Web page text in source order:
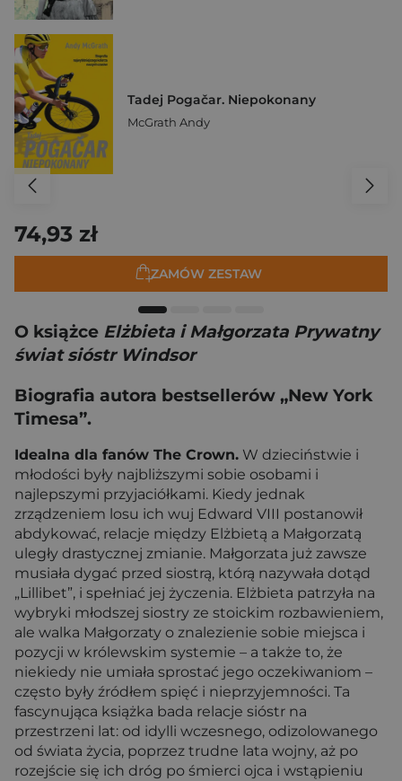
Tadej Pogačar. Niepokonany
McGrath Andy
74,93 zł
ZAMÓW ZESTAW
O książce Elżbieta i Małgorzata Prywatny
świat sióstr Windsor
Biografia autora bestsellerów „New York
Timesa”.
Idealna dla fanów The Crown. W dzieciństwie i
młodości były najbliższymi sobie osobami i
najlepszymi przyjaciółkami. Kiedy jednak
zrządzeniem losu ich wuj Edward VIII postanowił
abdykować, relacje między Elżbietą a Małgorzatą
uległy drastycznej zmianie. Małgorzata już zawsze
musiała dygać przed siostrą, którą nazywała dotąd
„Lillibet”, i spełniać jej życzenia. Elżbieta patrzyła na
wybryki młodszej siostry ze stoickim rozbawieniem,
ale walka Małgorzaty o znalezienie sobie miejsca i
pozycji w królewskim systemie – a także to, że
niekiedy nie umiała sprostać jego oczekiwaniom –
często były źródłem spięć i nieprzyjemności. Ta
fascynująca książka bada relacje sióstr na
przestrzeni lat: od idylli wczesnego, odizolowanego
od świata życia, poprzez trudne lata wojny, aż po
rozejście się ich dróg po śmierci ojca i wstąpieniu